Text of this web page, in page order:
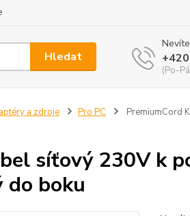
Hledat
(Po-
a zdroje Pro PC
PremiumCord
síťový 230V k
do boku